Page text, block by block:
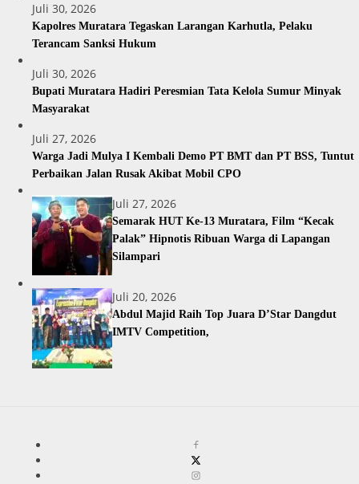
Juli 30, 2026
Kapolres Muratara Tegaskan Larangan Karhutla, Pelaku
Terancam Sanksi Hukum
Juli 30, 2026
Bupati Muratara Hadiri Peresmian Tata Kelola Sumur Minyak
Masyarakat
Juli 27, 2026
Warga Jadi Mulya I Kembali Demo PT BMT dan PT BSS, Tuntut
Perbaikan Jalan Rusak Akibat Mobil CPO
Juli 27, 2026
Semarak HUT Ke-13 Muratara, Film “Kecak
Palak” Hipnotis Ribuan Warga di Lapangan
Silampari
Juli 20, 2026
Abdul Majid Raih Top Juara D’Star Dangdut
IMTV Competition,